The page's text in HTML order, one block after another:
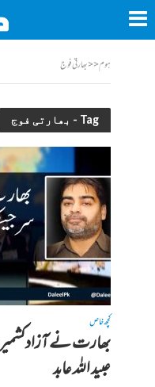
ہوم<<بھارتی فوج
Tag - بھارتی فوج
کچھ خاص
بھارت نے
عبید اللہ عابد